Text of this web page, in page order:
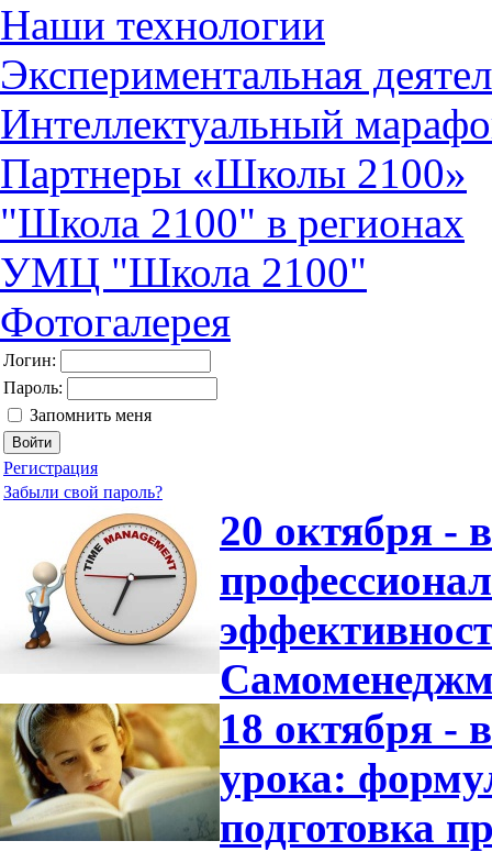
Наши технологии
Экспериментальная
Интеллектуальный
Партнеры «Школы 2100»
"Школа 2100" в регионах
УМЦ "Школа 2100"
Фотогалерея
Логин:
Пароль:
Запомнить меня
Регистрация
Забыли свой пароль?
20 октября -
18 октября -
урока:
подготовка